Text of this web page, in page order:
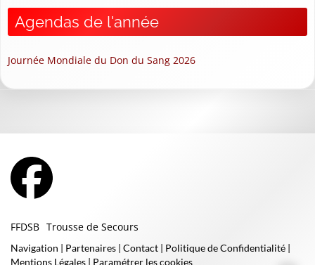
Agendas de l'année
Journée Mondiale du Don du Sang 2026
FFDSB Trousse de Secours
Navigation | Partenaires | Contact | Politique de Confidentialité |
Mentions Légales | Paramétrer les cookies